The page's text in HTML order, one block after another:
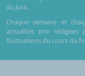
du Jura.
Chaque semaine et
actualités prix
fluctuations du cours du